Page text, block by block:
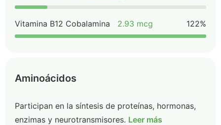
Vitamina B12 Cobalamina 2.93 mcg 122%
Aminoácidos
Participan en la síntesis de proteínas, hormonas,
enzimas y neurotransmisores. Leer más